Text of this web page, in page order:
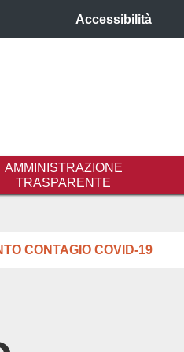
Accessibilità
AMMINISTRAZIONE
TRASPARENTE
CONTAGIO COVID-19